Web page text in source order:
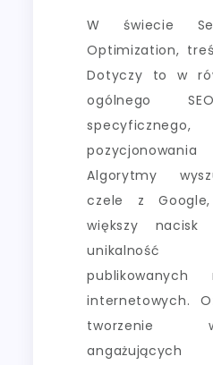
W świecie
Optimization,
Dotyczy to w
ogólnego
Algorytmy
czele z
większy
unikalność
internetowych.
tworzenie